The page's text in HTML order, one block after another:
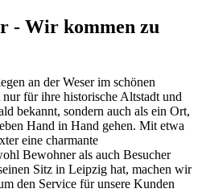
- Wir kommen zu
an der Weser im schönen
für ihre historische Altstadt und
bekannt, sondern auch als ein Ort,
Hand in Hand gehen. Mit etwa
eine charmante
Bewohner als auch Besucher
Sitz in Leipzig hat, machen wir
den Service für unsere Kunden